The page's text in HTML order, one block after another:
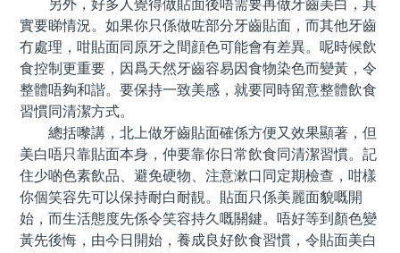
另外，好多人覺得做貼面後唔需要再做牙齒美白，其
實要睇情況。如果你只係做咗部分牙齒貼面，而其他牙齒
冇處理，咁貼面同原牙之間顔色可能會有差異。呢時候飲
食控制更重要，因爲天然牙齒容易因食物染色而變黃，令
整體唔夠和諧。要保持一致美感，就要同時留意整體飲食
習慣同清潔方式。
總括嚟講，北上做牙齒貼面確係方便又效果顯著，但
美白唔只靠貼面本身，仲要靠你日常飲食同清潔習慣。記
住少啲色素飲品、避免硬物、注意漱口同定期檢查，咁樣
你個笑容先可以保持耐白耐靚。貼面只係美麗面貌嘅開
始，而生活態度先係令笑容持久嘅關鍵。唔好等到顏色變
黃先後悔，由今日開始，養成良好飲食習慣，令貼面美白